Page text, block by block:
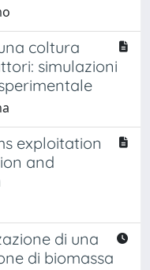
coltura
simulazioni
exploitation
and
di una
di biomassa